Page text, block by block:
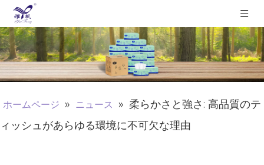
ホームページ » ニュース » 柔らかさと強さ: 高品質のテ
ィッシュがあらゆる環境に不可欠な理由